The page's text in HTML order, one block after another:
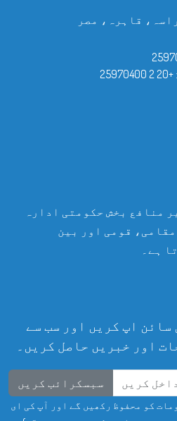
قاہرہ، مصر
+20 2 25970400
منافع بخش حکومتی ادارہ
قومی اور بین
ہے۔
سائن اپ کریں اور سب سے
اور خبریں حاصل کریں۔
سبسکرائب کریں
کو محفوظ رکھیں گے اور آپ کی ای